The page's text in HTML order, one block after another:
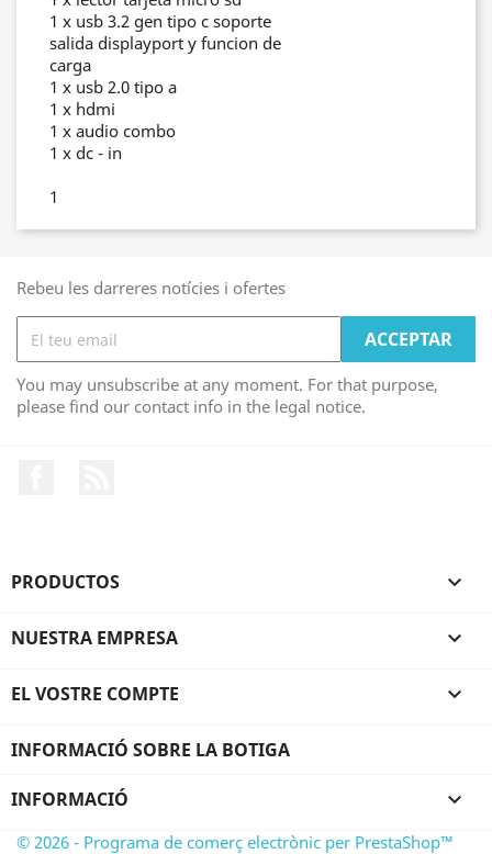
1 x usb 3.2 gen tipo c soporte
salida displayport y funcion de
carga
1 x usb 2.0 tipo a
1 x hdmi
1 x audio combo
1 x dc - in
1
Rebeu les darreres notícies i ofertes
You may unsubscribe at any moment. For that purpose,
please find our contact info in the legal notice.
PRODUCTOS 
NUESTRA EMPRESA 
EL VOSTRE COMPTE 
INFORMACIÓ SOBRE LA BOTIGA
INFORMACIÓ 
© 2026 - Programa de comerç electrònic per PrestaShop™